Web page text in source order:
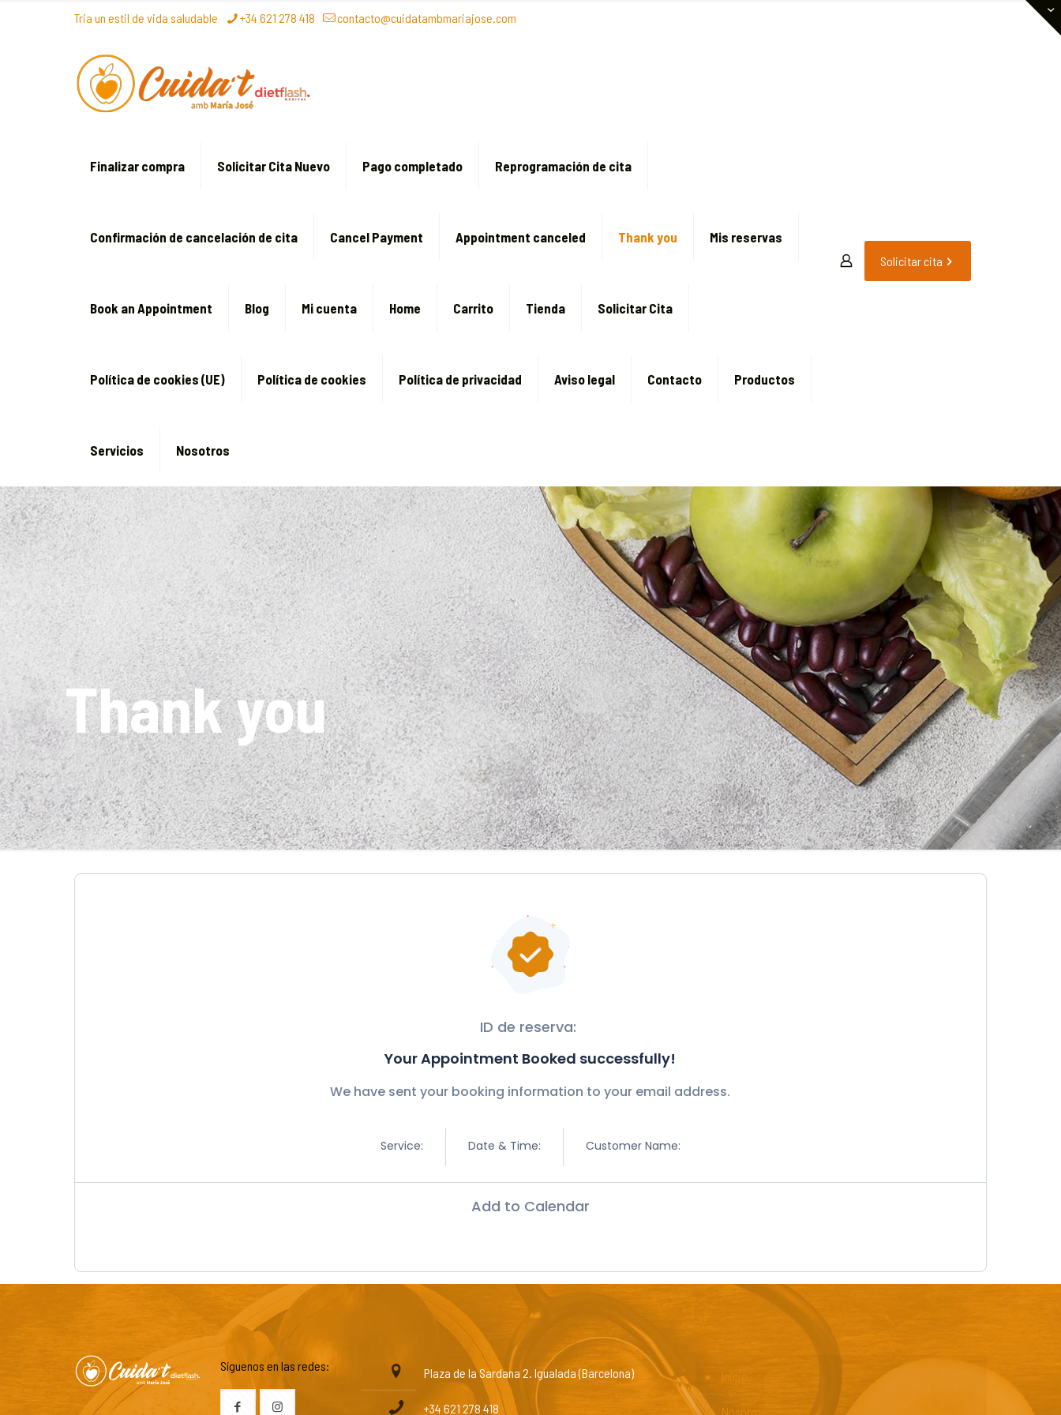
Tria un estil de vida saludable +34 621 278 418 contacto@cuidatambmariajose.com
Finalizar compra Solicitar Cita Nuevo Pago completado Reprogramación de cita
Confirmación de cancelación de cita Cancel Payment Appointment canceled Thank you Mis reservas
Book an Appointment Blog Mi cuenta Home Carrito Tienda Solicitar Cita
Política de cookies (UE) Política de cookies Política de privacidad Aviso legal Contacto Productos
Servicios Nosotros
Solicitar cita
Thank you
ID de reserva:
Your Appointment Booked successfully!
We have sent your booking information to your email address.
Service: Date & Time: Customer Name:
Add to Calendar
Síguenos en las redes: Plaza de la Sardana 2. Igualada (Barcelona)
+34 621 278 418
Inicio
Nosotros